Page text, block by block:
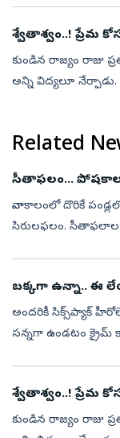
శ్వేతాశ్వం..! ప్రేమ
కుండిన రాజ్యం రాజు
అన్ని విద్యలూ నేర్పాడు.
Related
సీతాఫలం...
వానాకాలంలో దొరికే
సిరులఫలం.
బక్కగా ఉన్నా.. ఈ
అందరికీ సిక్స్‌ప్యాక్‌ హీరోలే నచ్చితే, మరి
సన్నగా ఉండటం క్రైమ్‌
శ్వేతాశ్వం..! ప్రేమ
కుండిన రాజ్యం రాజు